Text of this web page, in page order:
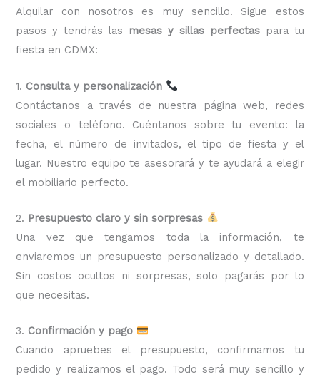
Alquilar con nosotros es muy sencillo. Sigue estos
pasos y tendrás las
mesas y sillas perfectaspara tu
fiesta en CDMX:
1. Consulta y personalización
Contáctanos a través de nuestra página web, redes
sociales o teléfono. Cuéntanos sobre tu evento: la
fecha, el número de invitados, el tipo de fiesta y el
lugar. Nuestro equipo te asesorará y te ayudará a elegir
el mobiliario perfecto.
2. Presupuesto claro y sin sorpresas
Una vez que tengamos toda la información, te
enviaremos un presupuesto personalizado y detallado.
Sin costos ocultos ni sorpresas, solo pagarás por lo
que necesitas.
3. Confirmación y pago
Cuando apruebes el presupuesto, confirmamos tu
pedido y realizamos el pago. Todo será muy sencillo y